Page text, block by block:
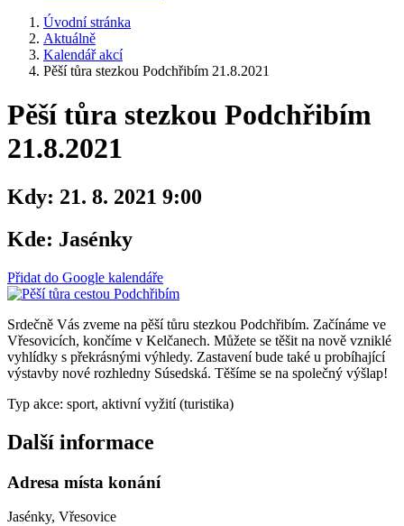
Úvodní stránka
Aktuálně
Kalendář akcí
Pěší tůra stezkou Podchřibím 21.8.2021
Pěší tůra stezkou Podchřibím
21.8.2021
Kdy: 21. 8. 2021 9:00
Kde: Jasénky
Přidat do Google kalendáře
Srdečně Vás zveme na pěší tůru stezkou Podchřibím. Začínáme ve
Vřesovicích, končíme v Kelčanech. Můžete se těšit na nově vzniklé
vyhlídky s překrásnými výhledy. Zastavení bude také u probíhající
výstavby nové rozhledny Súsedská. Těšíme se na společný výšlap!
Typ akce: sport, aktivní vyžití (turistika)
Další informace
Adresa místa konání
Jasénky, Vřesovice